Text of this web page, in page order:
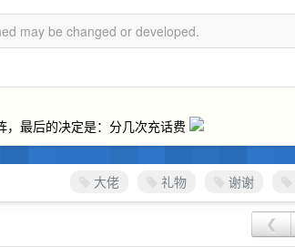
may be changed or developed.
最后的决定是：分几次充话费
大佬 礼物 谢谢
❮